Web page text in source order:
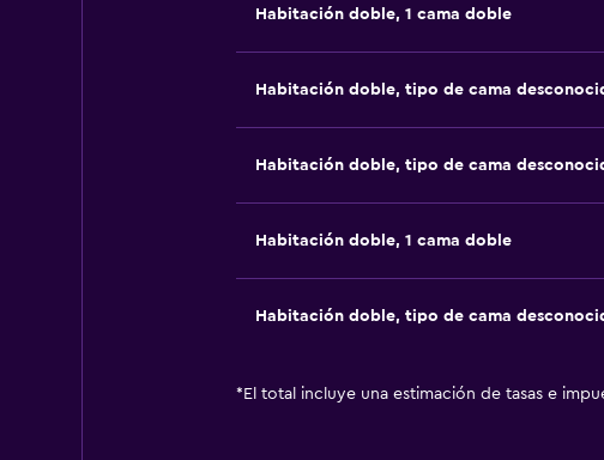
Habitación doble, 1 cama doble
Habitación doble, tipo de cama
Habitación doble, tipo de cama
Habitación doble, 1 cama doble
Habitación doble, tipo de cama
* El total incluye una estimación de tasas e